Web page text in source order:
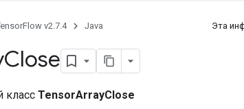
v2.7.4 Java Эта
Close
класс TensorArrayClose